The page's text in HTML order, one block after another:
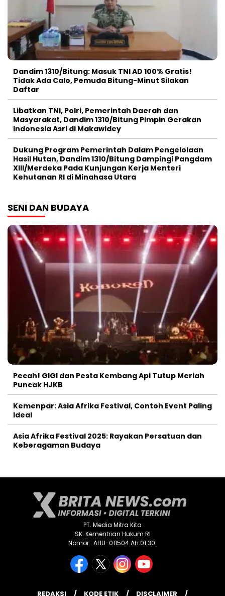
Dandim 1310/Bitung: Masuk TNI AD 100% Gratis!
Tidak Ada Calo, Pemuda Bitung-Minut Silakan
Daftar
Libatkan TNI, Polri, Pemerintah Daerah dan
Masyarakat, Dandim 1310/Bitung Pimpin Gerakan
Indonesia Asri di Makawidey
Dukung Program Pemerintah Dalam Pengelolaan
Hasil Hutan, Dandim 1310/Bitung Dampingi Pangdam
XIII/Merdeka Pada Kunjungan Kerja Menteri
Kehutanan RI di Minahasa Utara
SENI DAN BUDAYA
Pecah! GIGI dan Pesta Kembang Api Tutup Meriah
Puncak HJKB
Kemenpar: Asia Afrika Festival, Contoh Event Paling
Ideal
Asia Afrika Festival 2025: Rayakan Persatuan dan
Keberagaman Budaya
PT. Media Mitra Kita
SK. Kementrian Hukum RI
Nomor : AHU-011504.Ah.01.30.
REDAKSI KODE ETIK
DISCLAIMER